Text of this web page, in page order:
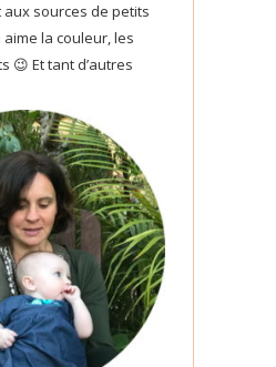
sources de petits
la couleur, les
😉 Et tant d’autres